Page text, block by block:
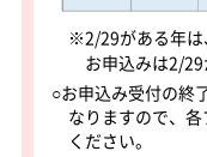
※2/29がある年は
お申込みは2/29
○お申込み受付の終
なりますので、
ください。